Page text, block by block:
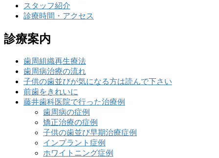
スタッフ紹介
診療時間・アクセス
診療案内
歯周組織再生療法
歯周病治療の流れ
子供の歯並びが気になる方は読んで下さい
前歯をきれいに
藤井歯科医院で行った治療例
歯周病の症例
矯正治療の症例
子供の歯並び早期治療症例
インプラント症例
ホワイトニング症例